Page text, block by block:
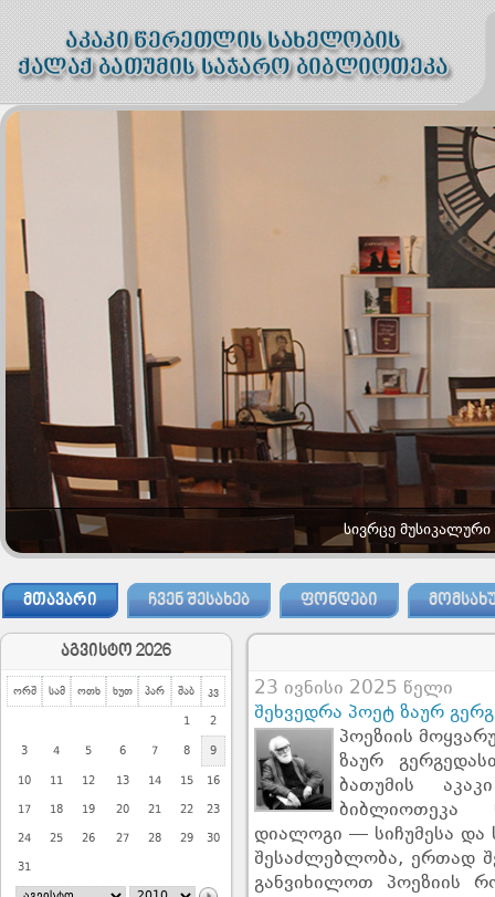
სივრცე
ᲛᲗᲐᲕᲐᲠᲘ ᲩᲕᲔᲜ ᲨᲔᲡᲐᲮᲔᲑ ᲤᲝᲜᲓᲔᲑᲘ
აგვისტო 2026
ორშ სამ ოთხ ხუთ პარ შაბ კვ
1 2
3 4 5 6 7 8 9
10 11 12 13 14 15 16
17 18 19 20 21 22 23
24 25 26 27 28 29 30
31
23 ივნისი 2025 წელი
შეხვედრა პოეტ ზაურ
პოეზიის
ზაურ
ბათუმის
ბიბლიოთეკა
დიალოგი — სიჩუმესა და
შესაძლებლობა, ერთად
განვიხილოთ პოეზიის